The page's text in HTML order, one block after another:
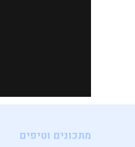
מתכונים וטיפים